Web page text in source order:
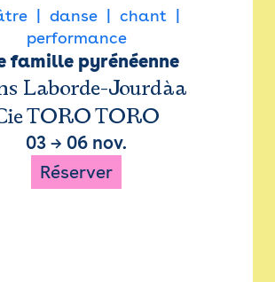
danse
chant
performance
famille pyrénéenne
Laborde-Jourdàa
TORO TORO
03 → 06 nov.
Réserver